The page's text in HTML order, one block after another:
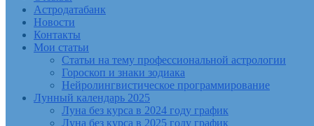
Астродатабанк
Новости
Контакты
Мои статьи
Статьи на тему профессиональной астрологии
Гороскоп и знаки зодиака
Нейролингвистическое программирование
Лунный календарь 2025
Луна без курса в 2024 году график
Луна без курса в 2025 году график